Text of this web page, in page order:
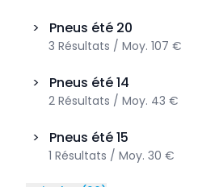
> Pneus été 20
3 Résultats / Moy. 107 €
> Pneus été14
2 Résultats / Moy. 43 €
> Pneus été15
1 Résultats / Moy. 30 €